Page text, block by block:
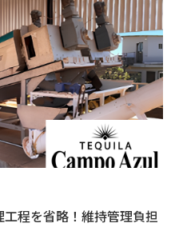
程を省略！維持管理負担